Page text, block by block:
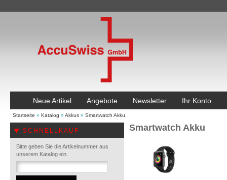
Neue Artikel Angebote Newsletter Ihr Konto
Startseite » Katalog » Akkus » Smartwatch Akku
SCHNELLKAUF
Bitte geben Sie die Artikelnummer aus
unserem Katalog ein.
Smartwatch Akku